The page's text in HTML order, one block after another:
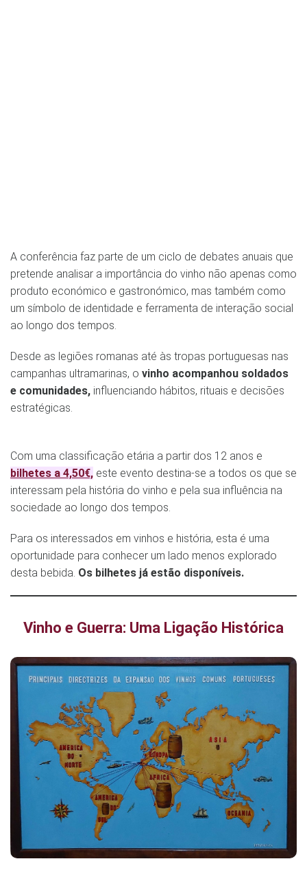
A conferência faz parte de um ciclo de debates anuais que
pretende analisar a importância do vinho não apenas como
produto económico e gastronómico, mas também como
um símbolo de identidade e ferramenta de interação social
ao longo dos tempos.
Desde as legiões romanas até às tropas portuguesas nas
campanhas ultramarinas, o vinho acompanhou soldados
e comunidades, influenciando hábitos, rituais e decisões
estratégicas.
Com uma classificação etária a partir dos 12 anos e
bilhetes a 4,50€, este evento destina-se a todos os que se
interessam pela história do vinho e pela sua influência na
sociedade ao longo dos tempos.
Para os interessados em vinhos e história, esta é uma
oportunidade para conhecer um lado menos explorado
desta bebida. Os bilhetes já estão disponíveis.
Vinho e Guerra: Uma Ligação Histórica